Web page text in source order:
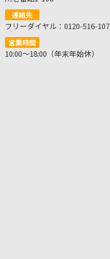
連絡先
フリーダイヤル：0120-516-107
営業時間
10:00～18:00（年末年始休）